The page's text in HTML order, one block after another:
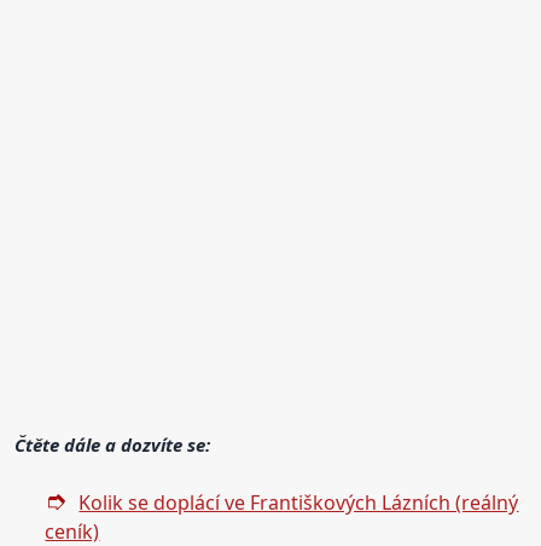
Čtěte dále a dozvíte se:
Kolik se doplácí ve Františkových Lázních (reálný
ceník)